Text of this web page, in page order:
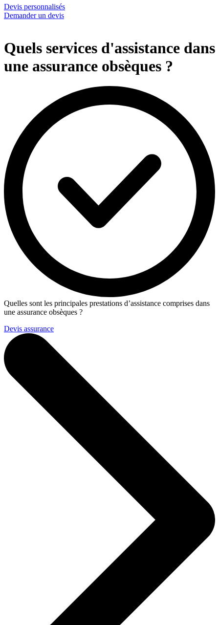
Devis personnalisés
Demander un devis
Quels services d'assistance dans
une assurance obsèques ?
Quelles sont les principales prestations d’assistance comprises dans
une assurance obsèques ?
Devis assurance